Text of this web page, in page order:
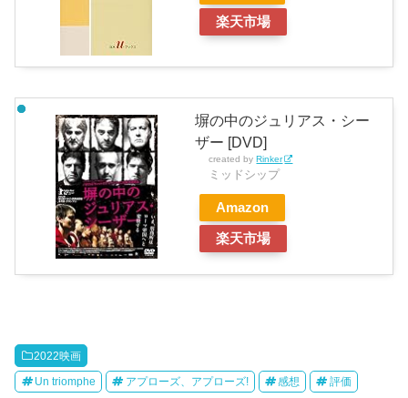
楽天市場
塀の中のジュリアス・シー
ザー [DVD]
created by Rinker
ミッドシップ
Amazon
楽天市場
2022映画
Un triomphe アプローズ、アプローズ! 感想 評価